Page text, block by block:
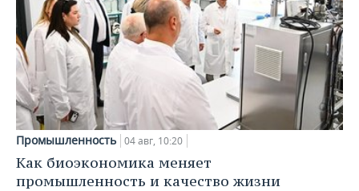
Промышленность 04 авг, 10:20
Как биоэкономика меняет
промышленность и качество жизни